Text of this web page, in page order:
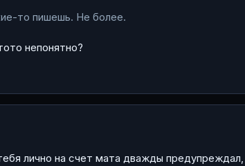
то пишешь. Не более.
непонятно?
лично на счет мата дважды предупреждал,